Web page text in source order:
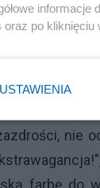
tego, czy
nie
farbę do
oraz po kliknięciu
USTAWIENIA